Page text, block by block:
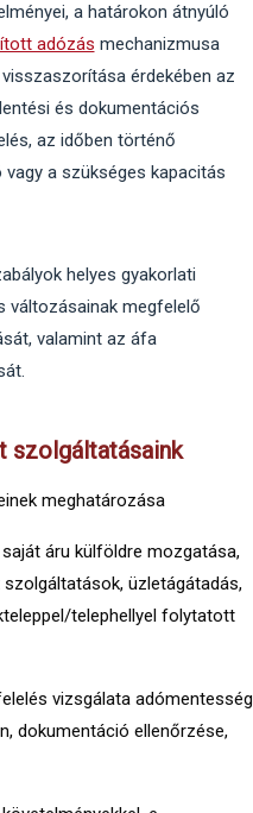
a határokon átnyúló
adózás mechanizmusa
érdekében az
és dokumentációs
az időben történő
a szükséges kapacitás
helyes gyakorlati
változásainak megfelelő
valamint az áfa
szolgáltatásaink
meghatározása
áru külföldre mozgatása,
üzletágátadás,
telephellyel folytatott
vizsgálata adómentesség
dokumentáció ellenőrzése,